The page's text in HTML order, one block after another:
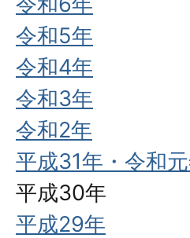
令和5年
令和4年
令和3年
令和2年
平成31年・令和
平成30年
平成29年